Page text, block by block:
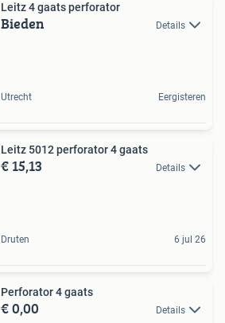
Leitz 4 gaats perforator
Bieden Details
Utrecht Eergisteren
Leitz 5012 perforator 4 gaats
€ 15,13 Details
Druten 6 jul 26
Perforator 4 gaats
€ 0,00 Details